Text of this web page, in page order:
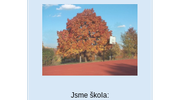
Jsme škola: